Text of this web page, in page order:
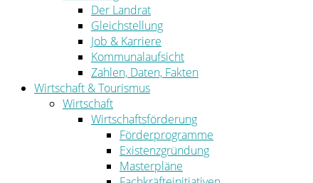
Der Landrat
Gleichstellung
Job & Karriere
Kommunalaufsicht
Zahlen, Daten, Fakten
Wirtschaft & Tourismus
Wirtschaft
Wirtschaftsförderung
Förderprogramme
Existenzgründung
Masterpläne